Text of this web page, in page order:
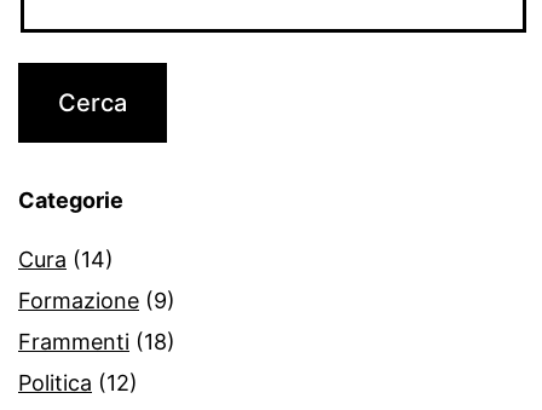
Categorie
Cura (14)
Formazione (9)
Frammenti (18)
Politica (12)